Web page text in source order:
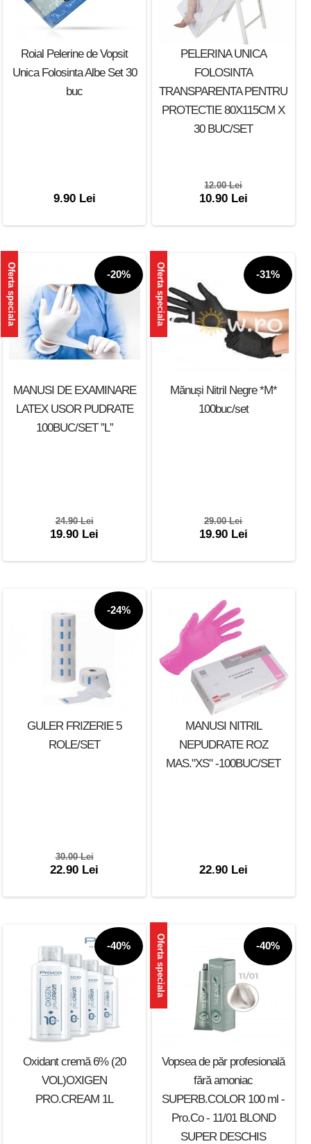
Roial Pelerine de Vopsit
Unica Folosinta Albe Set 30
buc
9.90 Lei
PELERINA UNICA
FOLOSINTA
TRANSPARENTA PENTRU
PROTECTIE 80X115CM X
30 BUC/SET
12.00 Lei
10.90 Lei
Oferta speciala -20%
MANUSI DE EXAMINARE
LATEX USOR PUDRATE
100BUC/SET ”L”
24.90 Lei
19.90 Lei
Oferta speciala -31%
Mănuși Nitril Negre *M*
100buc/set
29.00 Lei
19.90 Lei
-24%
GULER FRIZERIE 5
ROLE/SET
30.00 Lei
22.90 Lei
MANUSI NITRIL
NEPUDRATE ROZ
MAS."XS" -100BUC/SET
22.90 Lei
-40%
Oxidant cremă 6% (20
VOL)OXIGEN
PRO.CREAM 1L
Oferta speciala -40%
Vopsea de păr profesională
fără amoniac
SUPERB.COLOR 100 ml -
Pro.Co - 11/01 BLOND
SUPER DESCHIS